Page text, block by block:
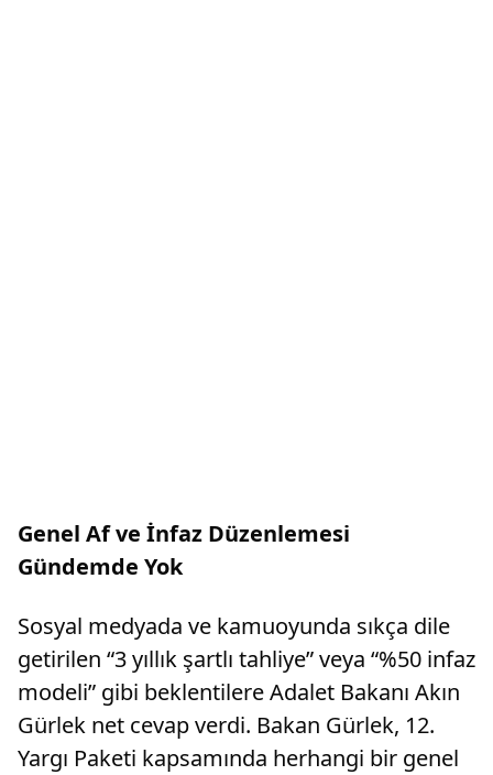
Genel Af ve İnfaz Düzenlemesi
Gündemde Yok
Sosyal medyada ve kamuoyunda sıkça dile
getirilen “3 yıllık şartlı tahliye” veya “%50 infaz
modeli” gibi beklentilere Adalet Bakanı Akın
Gürlek net cevap verdi. Bakan Gürlek, 12.
Yargı Paketi kapsamında herhangi bir genel